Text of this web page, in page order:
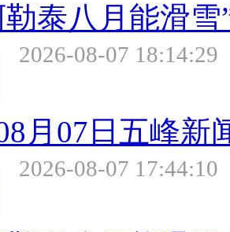
泰八月能滑雪
2026-08-07 18:14:29
月07日五峰新
2026-08-07 17:44:10